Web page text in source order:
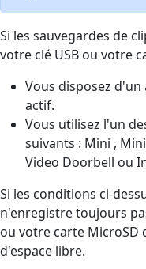
Si les sauvegardes de
votre clé USB ou votre
Vous disposez
actif.
Vous utilisez l'un
suivants : Mini ,
Video Doorbell ou
Si les conditions ci-
n'enregistre toujours
ou votre carte MicroSD
d'espace libre.